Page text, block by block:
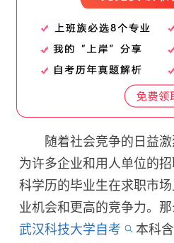
随着社会竞争的日益激
为许多企业和用人单位的
科学历的毕业生在求职市
业机会和更高的竞争力。那
武汉科技大学自考
本科